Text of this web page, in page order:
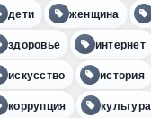
дети женщина
здоровье интернет
искусство история
коррупция культура